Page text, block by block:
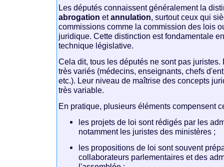
Les députés connaissent généralement la
abrogation etannulation , surtout ceux qui
commissions comme la commission des lois
juridique. Cette distinction est fondamentale
technique législative.
Cela dit, tous les députés ne sont pas
très variés (médecins, enseignants, chefs
etc.). Leur niveau de maîtrise des concepts
très variable.
En pratique, plusieurs éléments compensent
les projets de loi sont rédigés par les
notamment les juristes des ministères ;
les propositions de loi sont souvent
collaborateurs parlementaires et des